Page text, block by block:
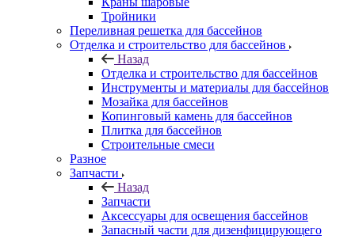
Тройники
Переливная решетка для бассейнов
Отделка и строительство для бассейнов
Назад
Отделка и строительство для бассейнов
Инструменты и материалы для бассейнов
Мозайка для бассейнов
Копинговый камень для бассейнов
Плитка для бассейнов
Строительные смеси
Разное
Запчасти
Назад
Запчасти
Аксессуары для освещения бассейнов
Запасный части для дизенфицирующего